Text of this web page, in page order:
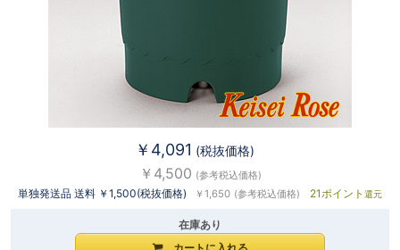
￥4,091 (税抜価格)
￥4,500 (参考税込価格)
単独発送品 送料 ￥1,500(税抜価格) ￥1,650 (参考税込価格) 21ポイント還元
在庫あり